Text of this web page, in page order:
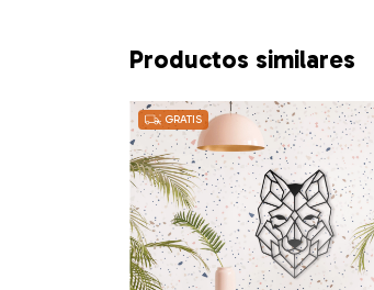
Productos similares
GRATIS